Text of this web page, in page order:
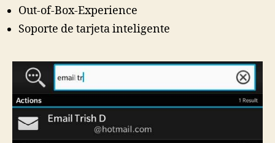
Out-of-Box-Experience
Soporte de tarjeta inteligente